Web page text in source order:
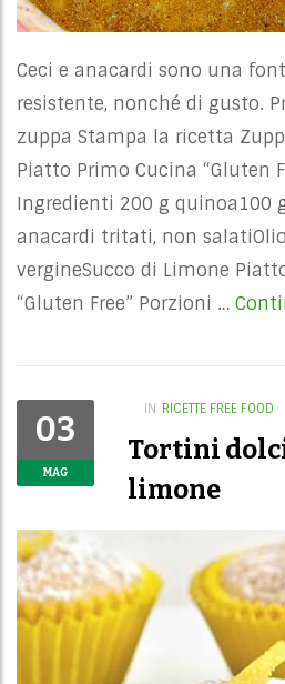
Ceci e anacardi sono una
resistente, nonché di gusto.
zuppa Stampa la ricetta
Piatto Primo Cucina “Gluten
Ingredienti 200 g quinoa100
anacardi tritati, non salatiOlio
vergineSucco di Limone
“Gluten Free” Porzioni …
03
MAG
IN RICETTE FREE FOOD
Tortini
limone